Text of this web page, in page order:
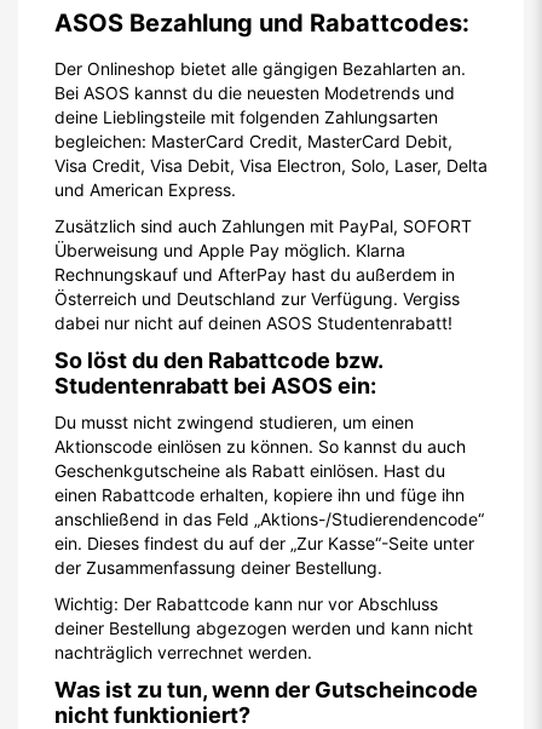
ASOS Bezahlung und Rabattcodes:
Der Onlineshop bietet alle gängigen Bezahlarten an.
Bei ASOS kannst du die neuesten Modetrends und
deine Lieblingsteile mit folgenden Zahlungsarten
begleichen: MasterCard Credit, MasterCard Debit,
Visa Credit, Visa Debit, Visa Electron, Solo, Laser, Delta
und American Express.
Zusätzlich sind auch Zahlungen mit PayPal, SOFORT
Überweisung und Apple Pay möglich. Klarna
Rechnungskauf und AfterPay hast du außerdem in
Österreich und Deutschland zur Verfügung. Vergiss
dabei nur nicht auf deinen ASOS Studentenrabatt!
So löst du den Rabattcode bzw.
Studentenrabatt bei ASOS ein:
Du musst nicht zwingend studieren, um einen
Aktionscode einlösen zu können. So kannst du auch
Geschenkgutscheine als Rabatt einlösen. Hast du
einen Rabattcode erhalten, kopiere ihn und füge ihn
anschließend in das Feld „Aktions-/Studierendencode“
ein. Dieses findest du auf der „Zur Kasse“-Seite unter
der Zusammenfassung deiner Bestellung.
Wichtig: Der Rabattcode kann nur vor Abschluss
deiner Bestellung abgezogen werden und kann nicht
nachträglich verrechnet werden.
Was ist zu tun, wenn der Gutscheincode
nicht funktioniert?